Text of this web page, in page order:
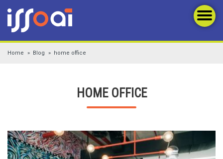
Home Blog home office
HOME OFFICE